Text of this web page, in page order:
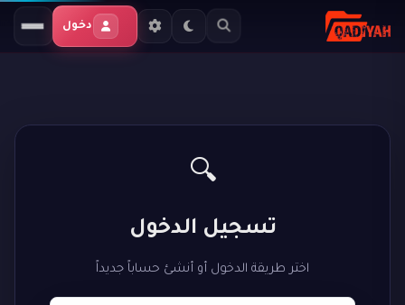
دخول
🔍
تسجيل الدخول
اختر طريقة الدخول أو أنشئ حساباً جديداً